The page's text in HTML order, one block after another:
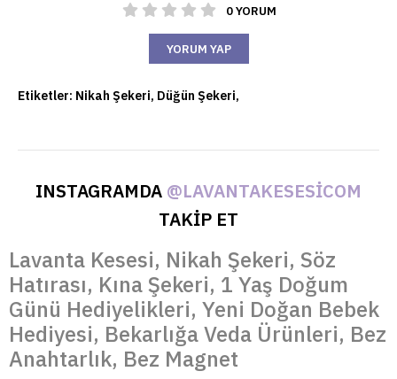
0 YORUM
YORUM YAP
Etiketler: Nikah Şekeri, Düğün Şekeri,
INSTAGRAMDA @LAVANTAKESESICOM
TAKİP ET
Lavanta Kesesi, Nikah Şekeri, Söz
Hatırası, Kına Şekeri, 1 Yaş Doğum
Günü Hediyelikleri, Yeni Doğan Bebek
Hediyesi, Bekarlığa Veda Ürünleri, Bez
Anahtarlık, Bez Magnet